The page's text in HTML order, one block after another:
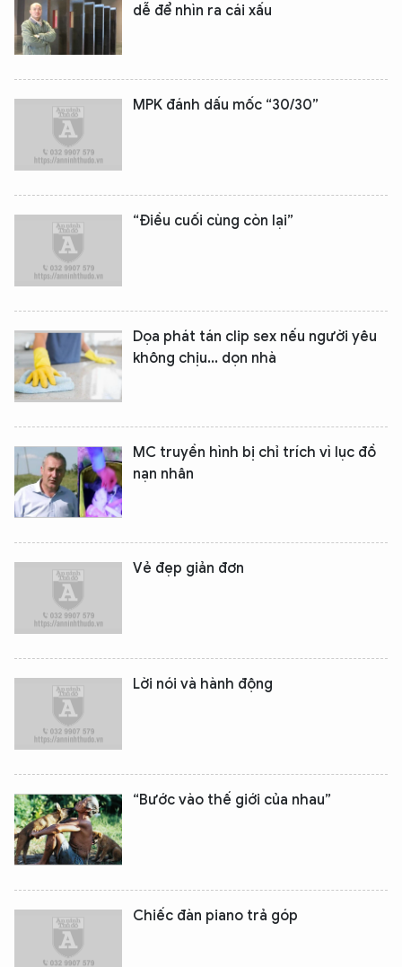
dễ để nhìn ra cái xấu
MPK đánh dấu mốc “30/30”
“Điều cuối cùng còn lại”
Dọa phát tán clip sex nếu người yêu
không chịu... dọn nhà
MC truyền hình bị chỉ trích vì lục đồ
nạn nhân
Vẻ đẹp giản đơn
Lời nói và hành động
“Bước vào thế giới của nhau”
Chiếc đàn piano trả góp